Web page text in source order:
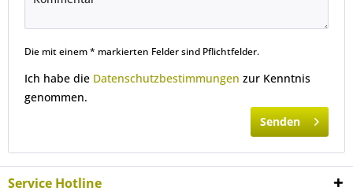
Die mit einem * markierten Felder sind Pflichtfelder.
Ich habe die Datenschutzbestimmungen zur Kenntnis
genommen.
Senden
Service Hotline